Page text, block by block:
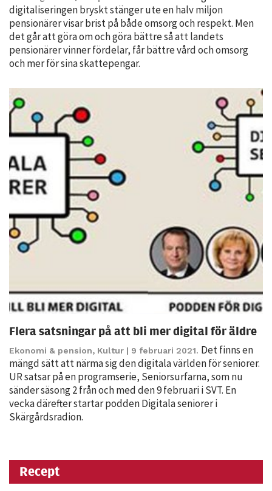
digitaliseringen bryskt stänger ute en halv miljon
pensionärer visar brist på både omsorg och respekt. Men
det går att göra om och göra bättre så att landets
pensionärer vinner fördelar, får bättre vård och omsorg
och mer för sina skattepengar.
Flera satsningar på att bli mer digital för äldre
Ekonomi & pension, Kultur | 9 februari 2021. Det finns en
mängd sätt att närma sig den digitala världen för seniorer.
UR satsar på en programserie, Seniorsurfarna, som nu
sänder säsong 2 från och med den 9 februari i SVT. En
vecka därefter startar podden Digitala seniorer i
Skärgårdsradion.
Recept
personligt
anpassat innehåll
och erbjudanden.